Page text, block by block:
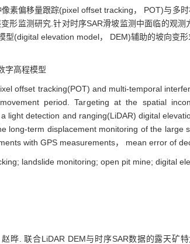
素偏移量跟踪(pixel offset tracking， POT)与多
形监测研究.针对时序SAR滑坡监测中面临的观
(digital elevation model， DEM)辅助的坡向变
字高程模型
offset tracking(POT) and multi-temporal
period. Targeting at the spatial
light detection and ranging(LiDAR) digital
long-term displacement monitoring of the large
with GPS measurements， mean error of
landslide monitoring; open pit mine; digital
晔. 联合LiDAR DEM与时序SAR数据的露天矿